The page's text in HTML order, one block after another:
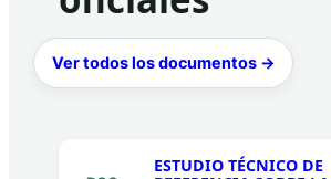
Ver todos los documentos →
ESTUDIO TÉCNICO DE